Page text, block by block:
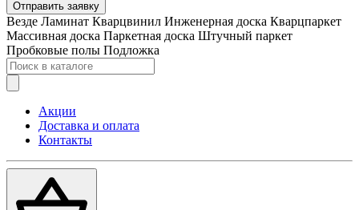
Отправить заявку
Везде Ламинат Кварцвинил Инженерная доска Кварцпаркет
Массивная доска Паркетная доска Штучный паркет
Пробковые полы Подложка
Акции
Доставка и оплата
Контакты